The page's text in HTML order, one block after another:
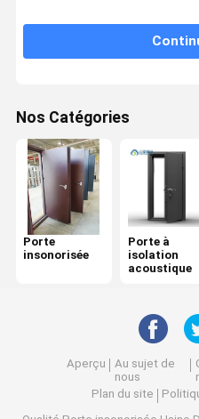
Porte résistante au feu
Partition murale
diviseur de pièce
Une cabine téléphonique
Module de réunion de
Compositeur de bureau
Parement en verre de
Nos Catégories
Porte
insonorisée
Porte à
isolation
acoustique
Aperçu
Au sujet de
nous
Plan du site